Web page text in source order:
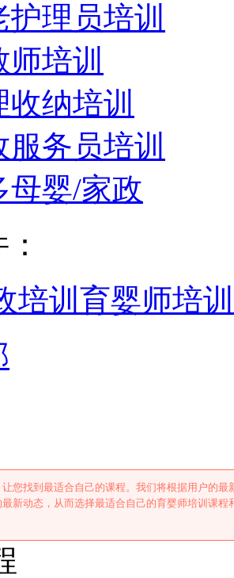
护理员培训
培训
收纳培训
服务员培训
母婴/家政
培训 育婴师培训
您找到最适合自己的课程。我们将根据用户的
新动态，从而选择最适合自己的育婴师培训课程